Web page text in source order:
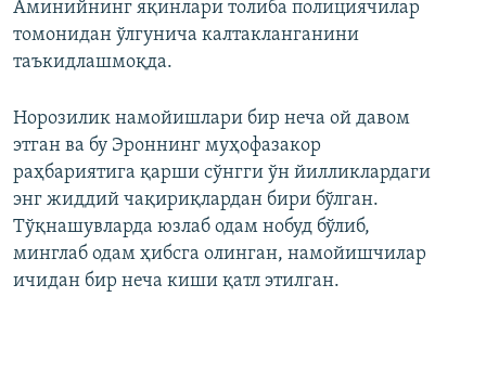
Аминийнинг яқинлари толиба полициячилар
томонидан ўлгунича калтакланганини
таъкидлашмоқда.
Норозилик намойишлари бир неча ой давом
этган ва бу Эроннинг муҳофазакор
раҳбариятига қарши сўнгги ўн йилликлардаги
энг жиддий чақириқлардан бири бўлган.
Тўқнашувларда юзлаб одам нобуд бўлиб,
минглаб одам ҳибсга олинган, намойишчилар
ичидан бир неча киши қатл этилган.